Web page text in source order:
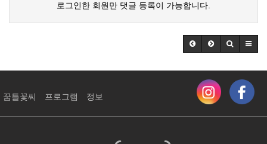
로그인한 회원만 댓글 등록이 가능합니다.
꿈틀꽃씨 프로그램 정보